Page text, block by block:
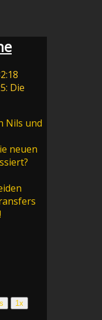
Die
Nils und
neuen
1x